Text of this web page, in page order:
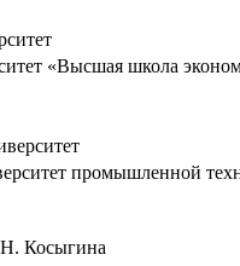
«Высшая школа
промышленной
Косыгина